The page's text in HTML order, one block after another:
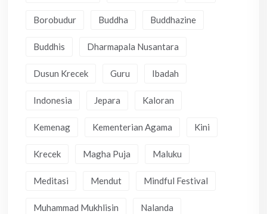
Borobudur Buddha Buddhazine
Buddhis Dharmapala Nusantara
Dusun Krecek Guru Ibadah
Indonesia Jepara Kaloran
Kemenag Kementerian Agama Kini
Krecek Magha Puja Maluku
Meditasi Mendut Mindful Festival
Muhammad Mukhlisin Nalanda